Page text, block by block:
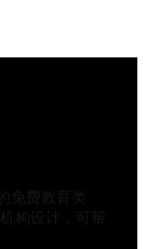
免费教育类
构设计，可帮